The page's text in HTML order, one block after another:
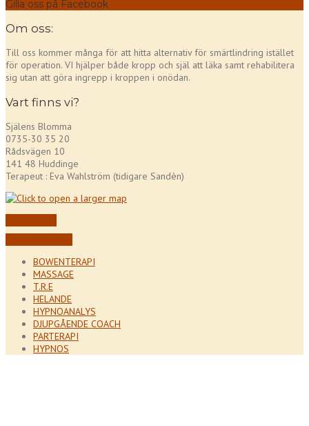
Gilla oss på Facebook
Om oss:
Till oss kommer många för att hitta alternativ för smärtlindring istället
för operation. VI hjälper både kropp och själ att läka samt rehabilitera
sig utan att göra ingrepp i kroppen i onödan.
Vart finns vi?
Själens Blomma
0735-30 35 20
Rådsvägen 10
141 48 Huddinge
Terapeut : Eva Wahlström (tidigare Sandèn)
BOWENTERAPI
MASSAGE
T.R.E
HELANDE
HYPNOANALYS
DJUPGÅENDE COACH
PARTERAPI
HYPNOS